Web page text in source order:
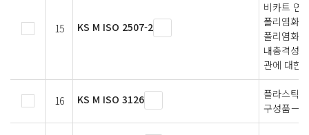
15 KS M ISO 2507-2
비카트 연
폴리염화
폴리염화
내충격성
관에 대한
16 KS M ISO 3126
플라스틱
구성품－